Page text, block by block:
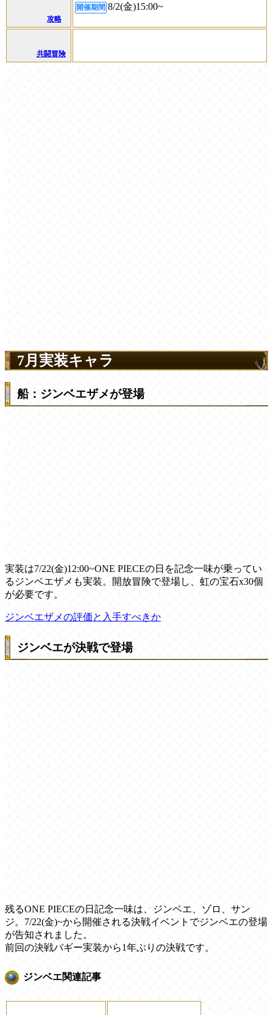
攻略
開催期間 8/2(金)15:00~
共闘冒険
7月実装キャラ
船：ジンベエザメが登場
実装は7/22(金)12:00~ONE PIECEの日を記念一味が乗ってい
るジンベエザメも実装。開放冒険で登場し、虹の宝石x30個
が必要です。
ジンベエザメの評価と入手すべきか
ジンベエが決戦で登場
残るONE PIECEの日記念一味は、ジンベエ、ゾロ、サン
ジ。7/22(金)~から開催される決戦イベントでジンベエの登場
が告知されました。
前回の決戦バギー実装から1年ぶりの決戦です。
ジンベエ関連記事